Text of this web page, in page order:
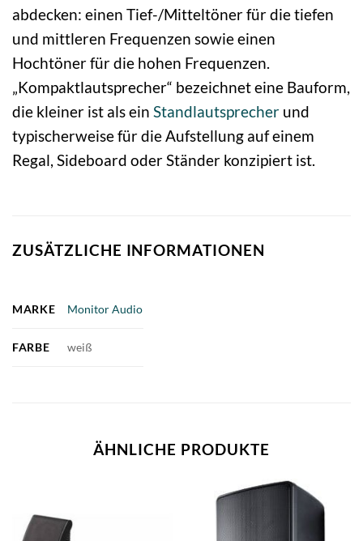
abdecken: einen Tief-/Mitteltöner für die tiefen
und mittleren Frequenzen sowie einen
Hochtöner für die hohen Frequenzen.
„Kompaktlautsprecher“ bezeichnet eine Bauform,
die kleiner ist als ein Standlautsprecher und
typischerweise für die Aufstellung auf einem
Regal, Sideboard oder Ständer konzipiert ist.
ZUSÄTZLICHE INFORMATIONEN
MARKE Monitor Audio
FARBE weiß
ÄHNLICHE PRODUKTE